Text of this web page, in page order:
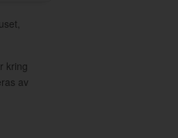
kring
av